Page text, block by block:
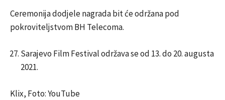
Ceremonija dodjele nagrada bit će održana pod
pokroviteljstvom BH Telecoma.
Sarajevo Film Festival održava se od 13. do 20. augusta
2021.
Klix, Foto: YouTube